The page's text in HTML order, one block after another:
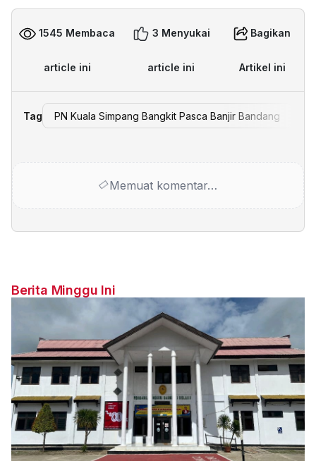
1545 Membaca
article ini
3 Menyukai
article ini
Bagikan
Artikel ini
Tag PN Kuala Simpang Bangkit Pasca Banjir Bandang
Memuat komentar…
Berita Minggu Ini